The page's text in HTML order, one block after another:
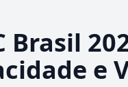
Brasil
e